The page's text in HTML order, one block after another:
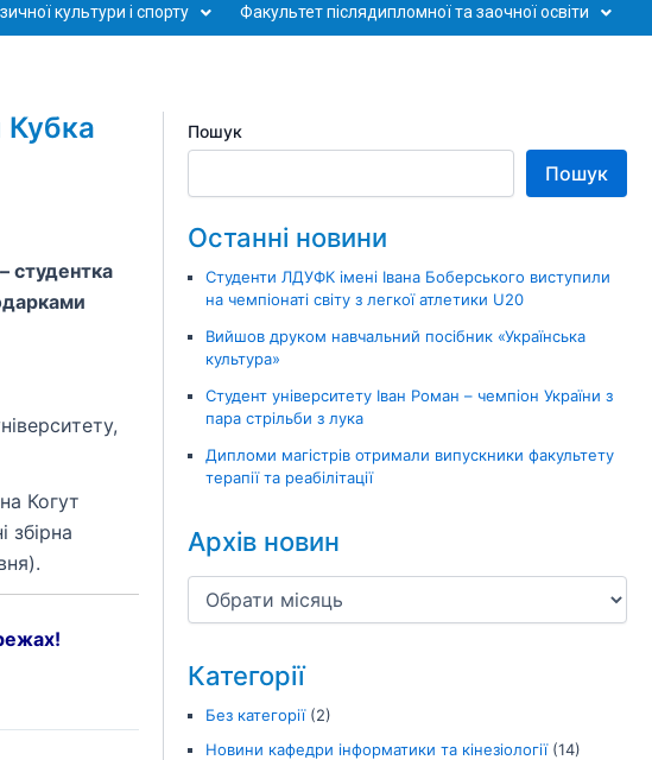
культури і спорту Факультет післядипломної та заочної освіти
Кубка
студентка
Когут
збірна
Пошук
Пошук
Останні новини
Студенти ЛДУФК імені Івана Боберського виступили
на чемпіонаті світу з легкої атлетики U20
Вийшов друком навчальний посібник «Українська
культура»
Студент університету Іван Роман – чемпіон України з
пара стрільби з лука
Дипломи магістрів отримали випускники факультету
терапії та реабілітації
Архів новин
Категорії
Без категорії(2)
Новини кафедри інформатики та кінезіології(14)